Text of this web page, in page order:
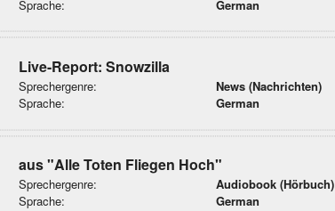
Sprache:
German
Live-Report: Snowzilla
Sprechergenre:
News (Nachrichten)
Sprache:
German
aus "Alle Toten Fliegen Hoch"
Sprechergenre:
Audiobook (Hörbuch)
Sprache:
German